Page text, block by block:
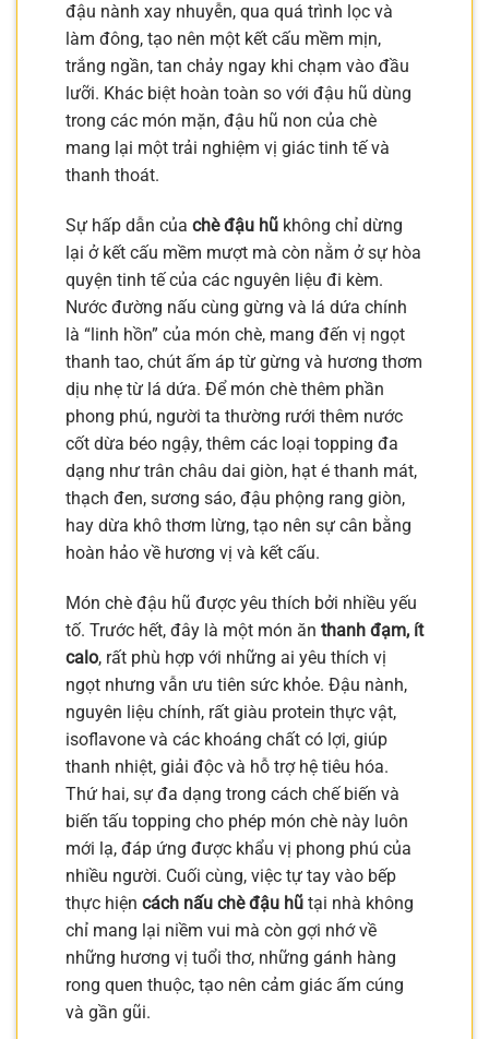
đậu nành xay nhuyễn, qua quá trình lọc và
làm đông, tạo nên một kết cấu mềm mịn,
trắng ngần, tan chảy ngay khi chạm vào đầu
lưỡi. Khác biệt hoàn toàn so với đậu hũ dùng
trong các món mặn, đậu hũ non của chè
mang lại một trải nghiệm vị giác tinh tế và
thanh thoát.
Sự hấp dẫn của chè đậu hũ không chỉ dừng
lại ở kết cấu mềm mượt mà còn nằm ở sự hòa
quyện tinh tế của các nguyên liệu đi kèm.
Nước đường nấu cùng gừng và lá dứa chính
là “linh hồn” của món chè, mang đến vị ngọt
thanh tao, chút ấm áp từ gừng và hương thơm
dịu nhẹ từ lá dứa. Để món chè thêm phần
phong phú, người ta thường rưới thêm nước
cốt dừa béo ngậy, thêm các loại topping đa
dạng như trân châu dai giòn, hạt é thanh mát,
thạch đen, sương sáo, đậu phộng rang giòn,
hay dừa khô thơm lừng, tạo nên sự cân bằng
hoàn hảo về hương vị và kết cấu.
Món chè đậu hũ được yêu thích bởi nhiều yếu
tố. Trước hết, đây là một món ăn thanh đạm, ít
calo, rất phù hợp với những ai yêu thích vị
ngọt nhưng vẫn ưu tiên sức khỏe. Đậu nành,
nguyên liệu chính, rất giàu protein thực vật,
isoflavone và các khoáng chất có lợi, giúp
thanh nhiệt, giải độc và hỗ trợ hệ tiêu hóa.
Thứ hai, sự đa dạng trong cách chế biến và
biến tấu topping cho phép món chè này luôn
mới lạ, đáp ứng được khẩu vị phong phú của
nhiều người. Cuối cùng, việc tự tay vào bếp
thực hiện cách nấu chè đậu hũ tại nhà không
chỉ mang lại niềm vui mà còn gợi nhớ về
những hương vị tuổi thơ, những gánh hàng
rong quen thuộc, tạo nên cảm giác ấm cúng
và gần gũi.